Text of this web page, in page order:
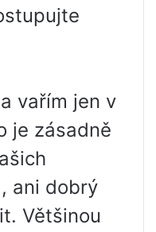
vařím jen v
je zásadně
ani dobrý
Většinou